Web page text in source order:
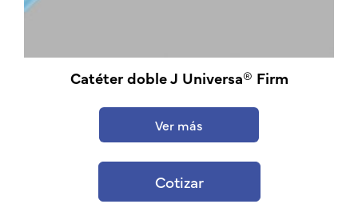
Catéter doble J Universa® Firm
Ver más
Cotizar